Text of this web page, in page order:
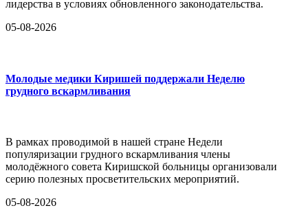
лидерства в условиях обновленного законодательства.
05-08-2026
Молодые медики Киришей поддержали Неделю
грудного вскармливания
В рамках проводимой в нашей стране Недели
популяризации грудного вскармливания члены
молодёжного совета Киришской больницы организовали
серию полезных просветительских мероприятий.
05-08-2026